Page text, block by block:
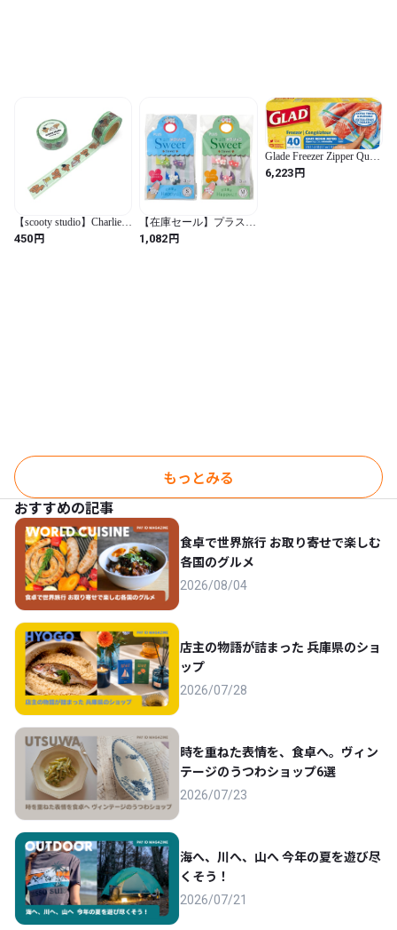
【scooty studio】Charlie
18mm masking tape
450円
【在庫セール】プラス
指サック メクリッコ
Sweet フラワー1 Sサイズ
1,082円
Glade Freezer Zipper Quart,
40 Count by Glad (Clear-
clear / 長方形)
6,223円
もっとみる
おすすめの記事
食卓で世界旅行 お取り寄せで楽しむ
各国のグルメ
2026/08/04
店主の物語が詰まった 兵庫県のショ
ップ
2026/07/28
時を重ねた表情を、食卓へ。ヴィン
テージのうつわショップ6選
2026/07/23
海へ、川へ、山へ 今年の夏を遊び尽
くそう！
2026/07/21